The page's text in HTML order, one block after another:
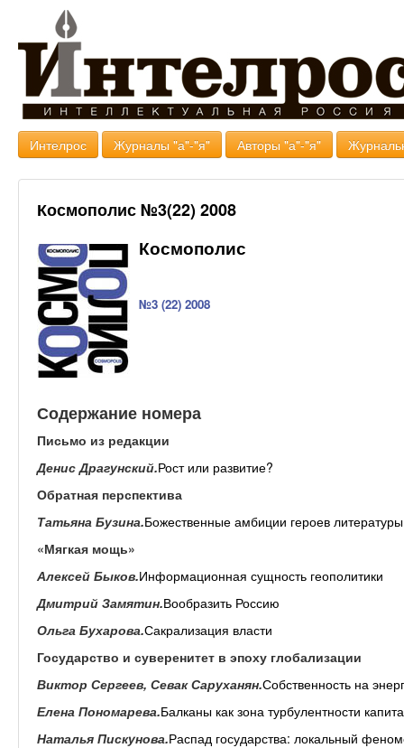
Интелрос Журналы "а"-"я" Авторы "а"-"я"
Космополис №3(22) 2008
Космополис
№3 (22) 2008
Содержание номера
Письмо из редакции
Денис Драгунский.Рост или развитие?
Обратная перспектива
Татьяна Бузина.Божественные амбиции героев литературы
«Мягкая мощь»
Алексей Быков.Информационная сущность геополитики
Дмитрий Замятин.Вообразить Россию
Ольга Бухарова.Сакрализация власти
Государство и суверенитет в эпоху глобализации
Виктор Сергеев, Севак Саруханян.Собственность на
Елена Пономарева.Балканы как зона турбулентности
Наталья Пискунова.Распад государства: локальный